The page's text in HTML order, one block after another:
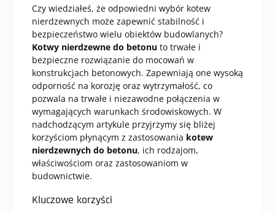
Czy wiedziałeś, że odpowiedni wybór kotew
nierdzewnych może zapewnić stabilność i
bezpieczeństwo wielu obiektów budowlanych?
Kotwy nierdzewne do betonuto trwałe i
bezpieczne rozwiązanie do mocowań w
konstrukcjach betonowych. Zapewniają one wysoką
odporność na korozję oraz wytrzymałość, co
pozwala na trwałe i niezawodne połączenia w
wymagających warunkach środowiskowych. W
nadchodzącym artykule przyjrzymy się bliżej
korzyściom płynącym z zastosowania kotew
nierdzewnych do betonu, ich rodzajom,
właściwościom oraz zastosowaniom w
budownictwie.
Kluczowe korzyści